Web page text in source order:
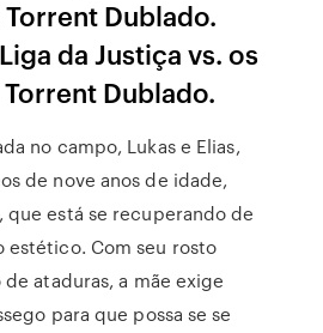
Dublado.
da Justiça vs. os
Dublado.
no campo, Lukas e Elias,
de nove anos de idade,
que está se recuperando de
Com seu rosto
ataduras, a mãe exige
para que possa se se